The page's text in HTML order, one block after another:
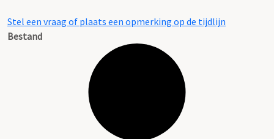
Stel een vraag of plaats een opmerking op de tijdlijn
Bestand